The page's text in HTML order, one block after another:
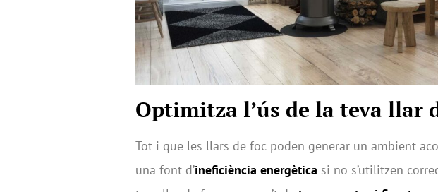
Optimitza l’ús de la teva llar
Tot i que les llars de foc poden generar un ambient
una font d’ineficiència energètica si no s’utilitzen